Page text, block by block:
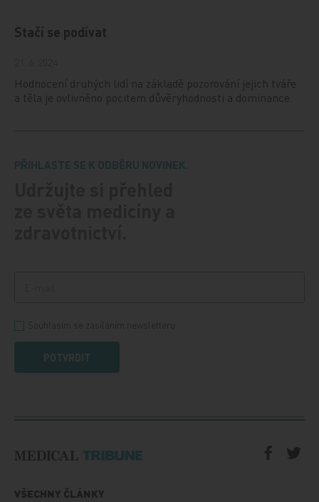
Stačí se podívat
Hodnocení druhých lidí na základě pozorování jejich tváře
a těla je ovlivněno pocitem důvěryhodnosti a dominance.
PŘIHLASTE SE K ODBĚRU NOVINEK.
POTVRDIT
VŠECHNY ČLÁNKY